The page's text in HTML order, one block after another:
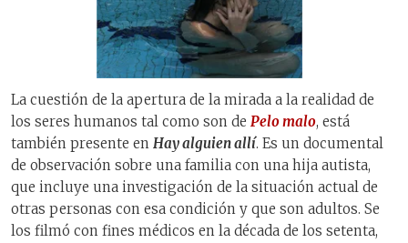
La cuestión de la apertura de la mirada a la realidad de
los seres humanos tal como son de Pelo malo, está
también presente en Hay alguien allí. Es un documental
de observación sobre una familia con una hija autista,
que incluye una investigación de la situación actual de
otras personas con esa condición y que son adultos. Se
los filmó con fines médicos en la década de los setenta,